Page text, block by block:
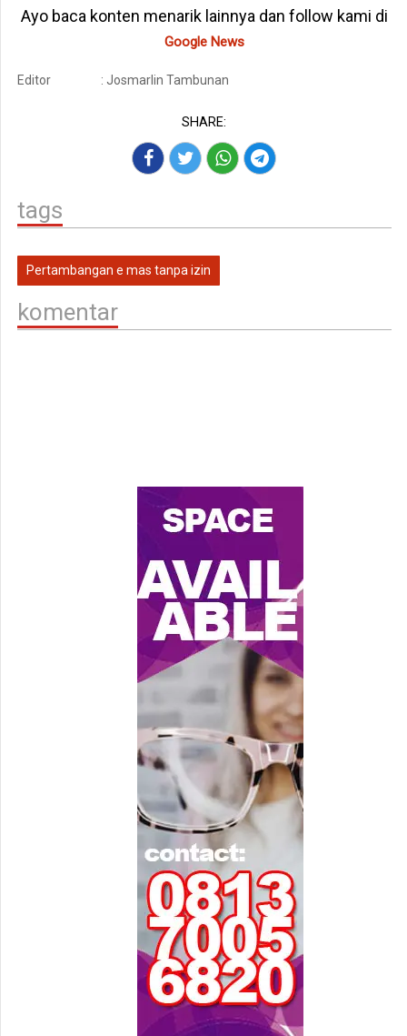
Ayo baca konten menarik lainnya dan follow kami di
Google News
Editor : Josmarlin Tambunan
SHARE:
tags
Pertambangan e mas tanpa izin
komentar